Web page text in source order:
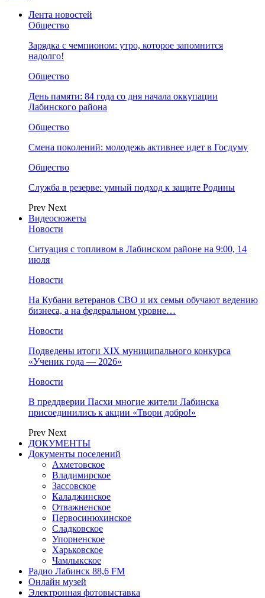
Лента новостей
Общество
Зарядка с чемпионом: утро, которое запомнится
надолго!
Общество
День памяти: 84 года со дня начала оккупации
Лабинского района
Общество
Смена поколений: молодежь активнее идет в Госдуму
Общество
Служба в резерве: умный подход к защите Родины
Prev Next
Видеосюжеты
Новости
Ситуация с топливом в Лабинском районе на 9:00, 14
июля
Новости
На Кубани ветеранов СВО и их семьи обучают ведению
бизнеса, а на федеральном уровне…
Новости
Подведены итоги XIX муниципального конкурса
«Ученик года — 2026»
Новости
В преддверии Пасхи многие жители Лабинска
присоединились к акции «Твори добро!»
Prev Next
ДОКУМЕНТЫ
Документы поселений
Ахметовское
Владимирское
Зассовское
Каладжинское
Отважненское
Первосинюхинское
Сладковское
Упорненское
Харьковское
Чамлыкское
Радио Лабинск 88,6 FM
Онлайн музей
Электронная фотовыставка